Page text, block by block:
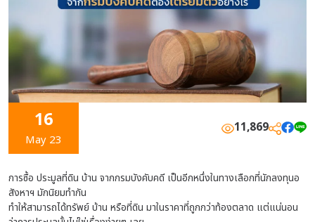
16
May 23
11,869
การซื้อ ประมูลที่ดิน บ้าน จากกรมบังคับคดี เป็นอีกหนึ่งในทางเลือกที่นักลงทุนอ
สังหาฯ มักนิยมทำกัน
ทำให้สามารถได้ทรัพย์ บ้าน หรือที่ดิน มาในราคาที่ถูกกว่าท้องตลาด แต่แน่นอน